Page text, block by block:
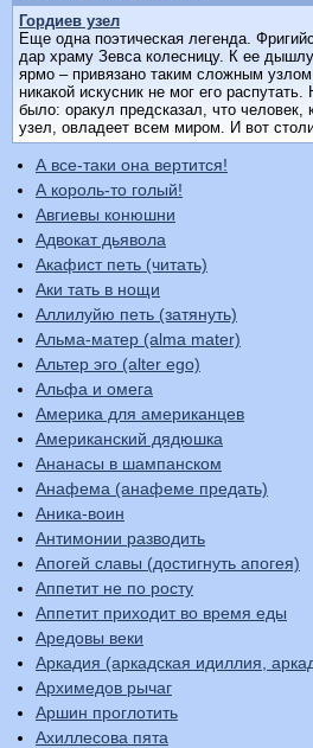
Гордиев узел
Еще одна поэтическая легенда.
дар храму Зевса колесницу. К ее
ярмо – привязано таким сложным узлом
никакой искусник не мог его
было: оракул предсказал, что человек,
узел, овладеет всем миром. И вот
А все-таки она вертится!
А король-то голый!
Авгиевы конюшни
Адвокат дьявола
Акафист петь (читать)
Аки тать в нощи
Аллилуйю петь (затянуть)
Альма-матер (alma mater)
Альтер эго (alter ego)
Альфа и омега
Америка для американцев
Американский дядюшка
Ананасы в шампанском
Анафема (анафеме предать)
Аника-воин
Антимонии разводить
Апогей славы (достигнуть апогея)
Аппетит не по росту
Аппетит приходит во время еды
Аредовы веки
Аркадия (аркадская идиллия,
Архимедов рычаг
Аршин проглотить
Ахиллесова пята